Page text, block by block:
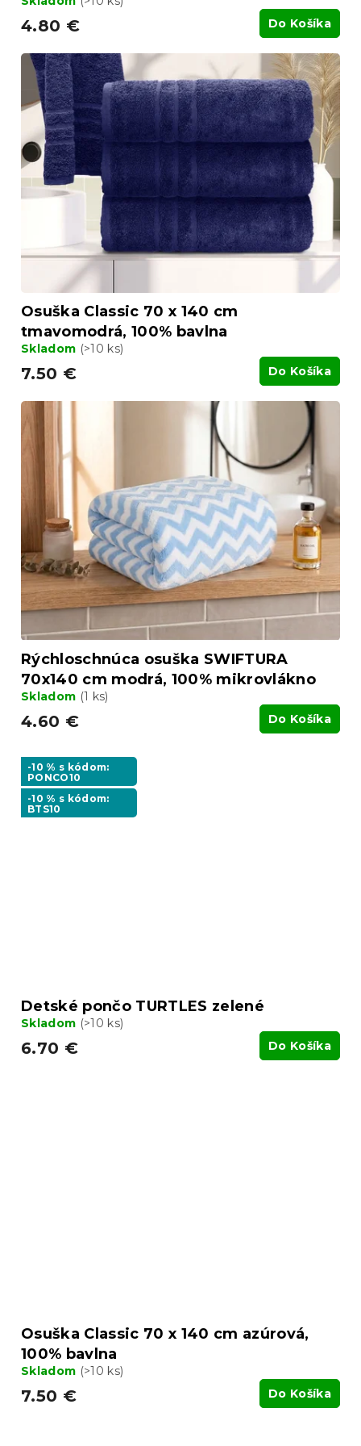
4.80 € Do Košíka
Osuška Classic 70 x 140 cm
tmavomodrá, 100% bavlna
Skladom (>10 ks)
7.50 € Do Košíka
Rýchloschnúca osuška SWIFTURA
70x140 cm modrá, 100% mikrovlákno
Skladom (1 ks)
4.60 € Do Košíka
-10 % s kódom:
PONCO10
-10 % s kódom:
BTS10
Detské pončo TURTLES zelené
Skladom (>10 ks)
6.70 € Do Košíka
Osuška Classic 70 x 140 cm azúrová,
100% bavlna
Skladom (>10 ks)
7.50 € Do Košíka